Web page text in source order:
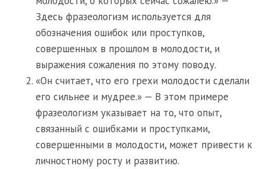
Здесь фразеологизм используется для
обозначения ошибок или проступков,
совершенных в прошлом в молодости, и
выражения сожаления по этому поводу.
«Он считает, что его грехи молодости сделали
его сильнее и мудрее.» — В этом примере
фразеологизм указывает на то, что опыт,
связанный с ошибками и проступками,
совершенными в молодости, может привести к
личностному росту и развитию.